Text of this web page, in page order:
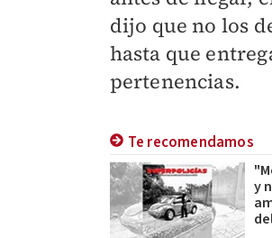
dijo que no los
hasta que
pertenencias.
Te recomendamos
y